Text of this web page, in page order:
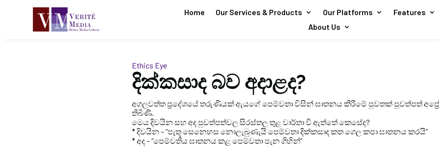
Home Our Services & Products Our Platforms Features
About Us
Ethics Eye
දික්කසාද බව අදාළද?
අගලවත්ත ප්‍රදේශයේ තරුණියක් ඇයගේ පෙම්වතා විසින් ඝාතනය කිරීමේ පුවතක් පුවත්පත් අප්‍රේල්
තිබිණි.
මෙය දිවයින සහ අද පුවත්පත්වල සිරස්තල තුළ වාර්තා වී ඇත්තේ කෙසේද?
* දිවයින – “පැතූ සෙනෙහස නොලැබුණැයි පෙම්වතා දික්කසාද කත ගෙල කපා ඝාතනය කරයි”
* අද – “පෙම්වතිය ඝාතනය කළ පෙම්වතා පැන ගිහින්”